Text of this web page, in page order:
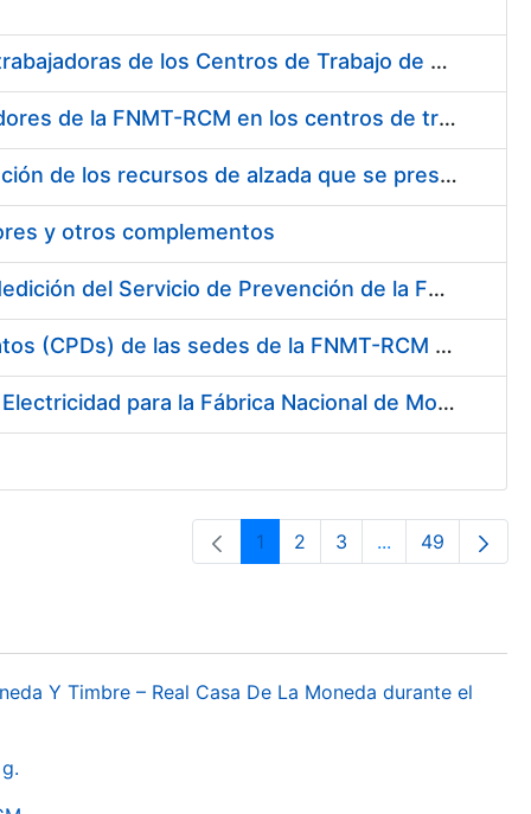
Suministro de Protectores Auditivos a medida para las personas trabajadoras de los Centros de Trabajo de Madrid y Burgos
Suministro de gafas graduadas antiproyecciones para los trabajadores de la FNMT-RCM en los centros de trabajo de Madrid y Burgos
Servicios de una empresa externa para el asesoramiento y resolución de los recursos de alzada que se presentan relacionados con procesos de selección para la FNMT-RCM
y otros complementos
Servicio de Calibración y Verificación Externa de los Equipos de Medición del Servicio de Prevención de la FNMT-RCM
Conexión mediante Fibra Óptica de los Centros de Proceso de Datos (CPDs) de las sedes de la FNMT-RCM de Burgos y Madrid
Contratación de acuerdo marco para el Suministro de Material de Electricidad para la Fábrica Nacional de Moneda y Timbre-Real Casa de la Moneda en su centro de trabajo de Burgos
Páxina
1 Páxina
2 Páxina
3 ...PáxinasPáxina
49
Y Timbre – Real Casa De La Moneda durante el